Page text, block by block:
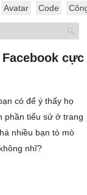
Avatar Code
cực
có để ý thấy họ
phần tiểu sử ở trang
nhiều bạn tò mò
nhĩ?